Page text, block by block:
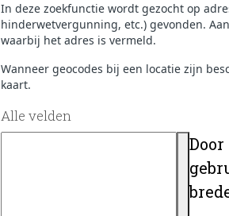
In deze zoekfunctie wordt gezocht op
hinderwetvergunning, etc.) gevonden.
waarbij het adres is vermeld.
Wanneer geocodes bij een locatie zijn
kaart.
Alle velden